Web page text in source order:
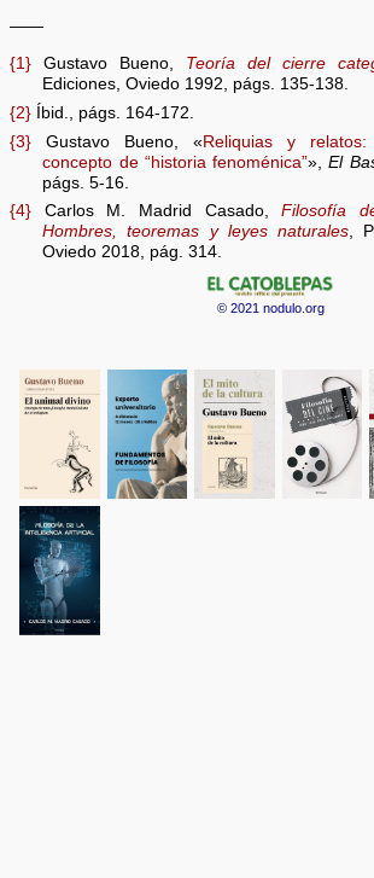
——
{1} Gustavo Bueno, Teoría del cierre
Ediciones, Oviedo 1992, págs. 135-138.
{2} Íbid., págs. 164-172.
{3} Gustavo Bueno, «Reliquias y
concepto de “historia fenoménica”»,El
págs. 5-16.
{4} Carlos M. Madrid Casado,Filosofía
Hombres, teoremas y leyes naturales,
Oviedo 2018, pág. 314.
© 2021 nodulo.org